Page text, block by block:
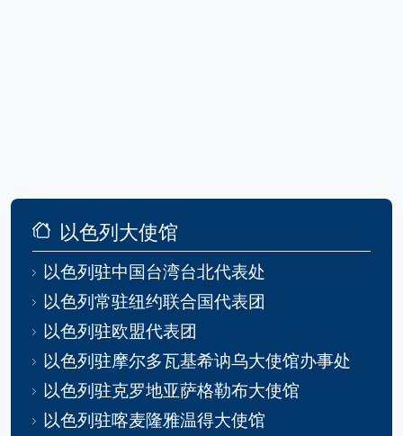
以色列大使馆
以色列驻中国台湾台北代表处
以色列常驻纽约联合国代表团
以色列驻欧盟代表团
以色列驻摩尔多瓦基希讷乌大使馆办事处
以色列驻克罗地亚萨格勒布大使馆
以色列驻喀麦隆雅温得大使馆